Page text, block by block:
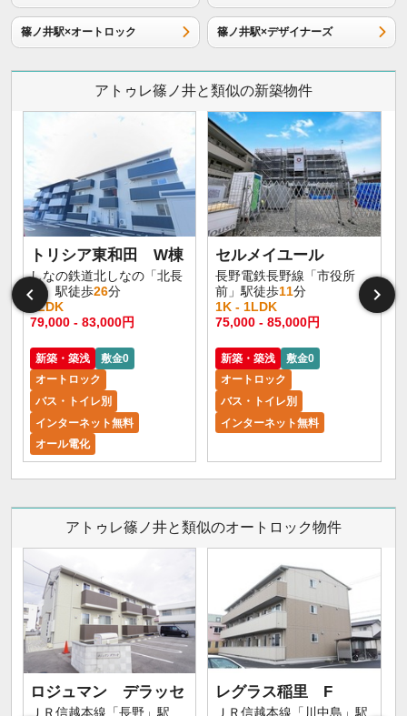
篠ノ井駅×オートロック 篠ノ井駅×デザイナーズ
アトゥレ篠ノ井と類似の新築物件
トリシア東和田 W棟
しなの鉄道北しなの「北長
野」駅徒歩26分
1LDK
79,000 - 83,000円
新築・築浅
敷金0
オートロック
バス・トイレ別
インターネット無料
オール電化
セルメイユール
長野電鉄長野線「市役所
前」駅徒歩11分
1K - 1LDK
75,000 - 85,000円
新築・築浅
敷金0
オートロック
バス・トイレ別
インターネット無料
アトゥレ篠ノ井と類似のオートロック物件
ロジュマン デラッセ
ＪＲ信越本線「長野」駅
レグラス稲里 F
ＪＲ信越本線「川中島」駅